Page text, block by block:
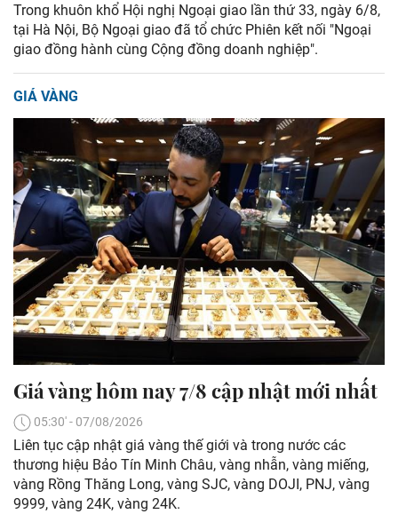
Trong khuôn khổ Hội nghị Ngoại giao lần thứ 33, ngày 6/8,
tại Hà Nội, Bộ Ngoại giao đã tổ chức Phiên kết nối "Ngoại
giao đồng hành cùng Cộng đồng doanh nghiệp".
GIÁ VÀNG
Giá vàng hôm nay 7/8 cập nhật mới nhất
05:30' - 07/08/2026
Liên tục cập nhật giá vàng thế giới và trong nước các
thương hiệu Bảo Tín Minh Châu, vàng nhẫn, vàng miếng,
vàng Rồng Thăng Long, vàng SJC, vàng DOJI, PNJ, vàng
9999, vàng 24K, vàng 24K.